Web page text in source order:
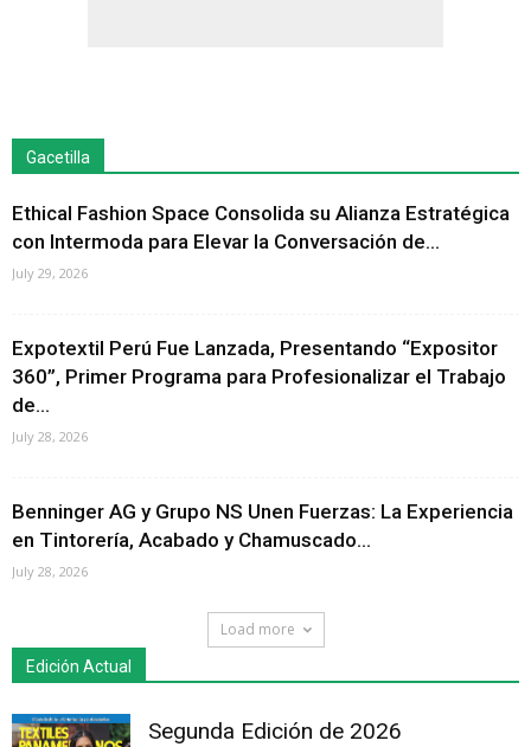
Gacetilla
Ethical Fashion Space Consolida su Alianza Estratégica
con Intermoda para Elevar la Conversación de...
July 29, 2026
Expotextil Perú Fue Lanzada, Presentando “Expositor
360”, Primer Programa para Profesionalizar el Trabajo
de...
July 28, 2026
Benninger AG y Grupo NS Unen Fuerzas: La Experiencia
en Tintorería, Acabado y Chamuscado...
July 28, 2026
Load more
Edición Actual
Segunda Edición de 2026